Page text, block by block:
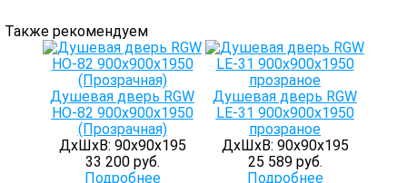
Также рекомендуем
Душевая дверь RGW
HO-82 900x900х1950
(Прозрачная)
ДхШхВ: 90х90х195
33 200 руб.
Подробнее
Душевая дверь RGW
LE-31 900х900х1950
прозраное
ДхШхВ: 90х90х195
25 589 руб.
Подробнее